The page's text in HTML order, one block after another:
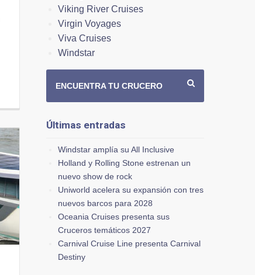
Viking River Cruises
Virgin Voyages
Viva Cruises
Windstar
ENCUENTRA TU CRUCERO
Últimas entradas
Windstar amplía su All Inclusive
Holland y Rolling Stone estrenan un
nuevo show de rock
Uniworld acelera su expansión con tres
nuevos barcos para 2028
Oceania Cruises presenta sus
Cruceros temáticos 2027
Carnival Cruise Line presenta Carnival
Destiny